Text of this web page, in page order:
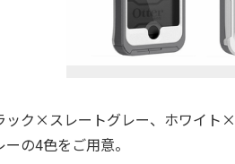
ク×スレートグレー、ホワイト
の4色をご用意。